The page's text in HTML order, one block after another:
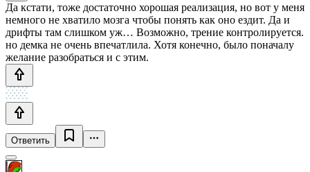
Да кстати, тоже достаточно хорошая реализация, но вот у меня
немного не хватило мозга чтобы понять как оно ездит. Да и
дрифты там слишком уж… Возможно, трение контролируется.
но демка не очень впечатлила. Хотя конечно, было поначалу
желание разобраться и с этим.
Ответить